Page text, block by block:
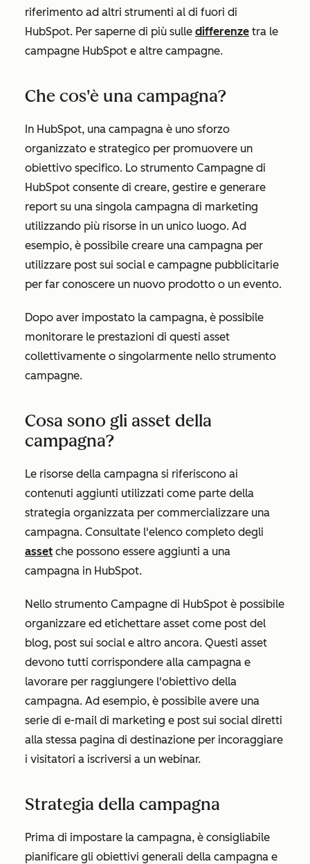
riferimento ad altri strumenti al di fuori di
HubSpot. Per saperne di più sulle differenze tra le
campagne HubSpot e altre campagne.
Che cos'è una campagna?
In HubSpot, una campagna è uno sforzo
organizzato e strategico per promuovere un
obiettivo specifico. Lo strumento Campagne di
HubSpot consente di creare, gestire e generare
report su una singola campagna di marketing
utilizzando più risorse in un unico luogo. Ad
esempio, è possibile creare una campagna per
utilizzare post sui social e campagne pubblicitarie
per far conoscere un nuovo prodotto o un evento.
Dopo aver impostato la campagna, è possibile
monitorare le prestazioni di questi asset
collettivamente o singolarmente nello strumento
campagne.
Cosa sono gli asset della
campagna?
Le risorse della campagna si riferiscono ai
contenuti aggiunti utilizzati come parte della
strategia organizzata per commercializzare una
campagna. Consultate l'elenco completo degli
asset che possono essere aggiunti a una
campagna in HubSpot.
Nello strumento Campagne di HubSpot è possibile
organizzare ed etichettare asset come post del
blog, post sui social e altro ancora. Questi asset
devono tutti corrispondere alla campagna e
lavorare per raggiungere l'obiettivo della
campagna. Ad esempio, è possibile avere una
serie di e-mail di marketing e post sui social diretti
alla stessa pagina di destinazione per incoraggiare
i visitatori a iscriversi a un webinar.
Strategia della campagna
Prima di impostare la campagna, è consigliabile
pianificare gli obiettivi generali della campagna e